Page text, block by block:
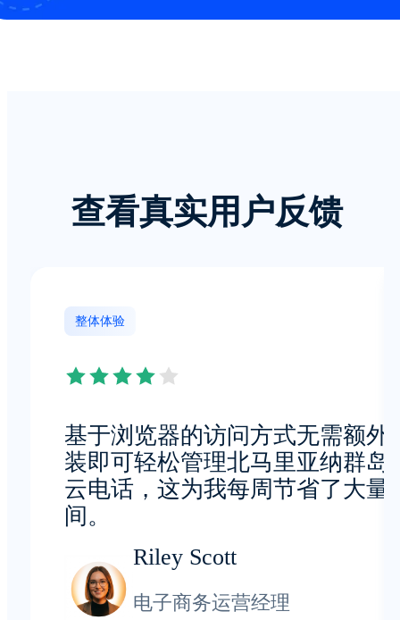
查看真实用户反馈
整体体验
基于浏览器的访问方式无需额外
装即可轻松管理北马里亚纳群岛
云电话，这为我每周节省了大量
间。
Riley Scott
电子商务运营经理